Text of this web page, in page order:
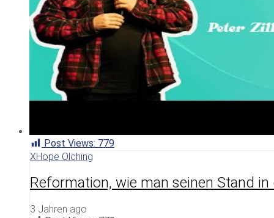
Post Views: 779
XHope Olching
Reformation, wie man seinen Stand
3 Jahren ago